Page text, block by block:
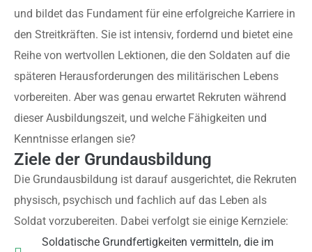
und bildet das Fundament für eine erfolgreiche Karriere in
den Streitkräften. Sie ist intensiv, fordernd und bietet eine
Reihe von wertvollen Lektionen, die den Soldaten auf die
späteren Herausforderungen des militärischen Lebens
vorbereiten. Aber was genau erwartet Rekruten während
dieser Ausbildungszeit, und welche Fähigkeiten und
Kenntnisse erlangen sie?
Ziele der Grundausbildung
Die Grundausbildung ist darauf ausgerichtet, die Rekruten
physisch, psychisch und fachlich auf das Leben als
Soldat vorzubereiten. Dabei verfolgt sie einige Kernziele:
Soldatische Grundfertigkeiten vermitteln, die im